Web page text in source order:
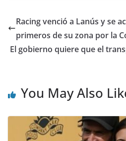
Racing venció a Lanús y se
primeros de su zona por la
El gobierno quiere que el
You May Also